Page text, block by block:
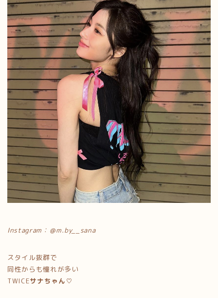
Instagram：＠m.by__sana
スタイル抜群で
同性からも憧れが多い
TWICEサナちゃん ♡